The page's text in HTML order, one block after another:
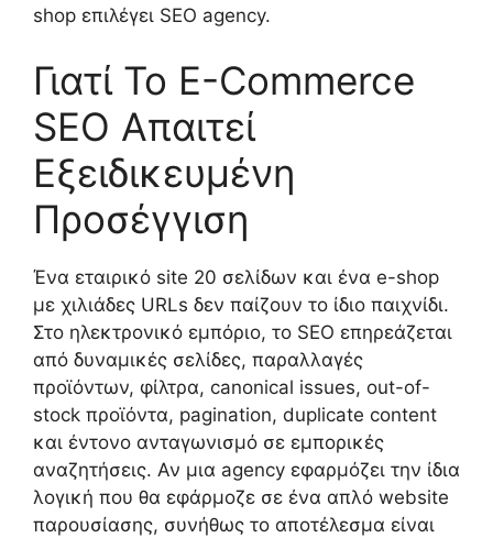
shop επιλέγει SEO agency.
Γιατί Το E-Commerce
SEO Απαιτεί
Εξειδικευμένη
Προσέγγιση
Ένα εταιρικό site 20 σελίδων και ένα e-shop
με χιλιάδες URLs δεν παίζουν το ίδιο παιχνίδι.
Στο ηλεκτρονικό εμπόριο, το SEO επηρεάζεται
από δυναμικές σελίδες, παραλλαγές
προϊόντων, φίλτρα, canonical issues, out-of-
stock προϊόντα, pagination, duplicate content
και έντονο ανταγωνισμό σε εμπορικές
αναζητήσεις. Αν μια agency εφαρμόζει την ίδια
λογική που θα εφάρμοζε σε ένα απλό website
παρουσίασης, συνήθως το αποτέλεσμα είναι